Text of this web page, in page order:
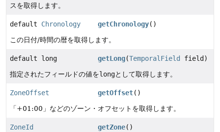
スを取得します。
default Chronology getChronology()
この日付/時間の暦を取得します。
default long getLong(TemporalField
field)
指定されたフィールドの値をlongとして取得します。
ZoneOffset getOffset()
「+01:00」などのゾーン・オフセットを取得します。
ZoneId getZone()